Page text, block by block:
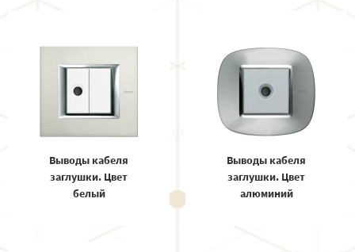
Выводы кабеля
заглушки. Цвет
белый
Выводы кабеля
заглушки. Цвет
алюминий